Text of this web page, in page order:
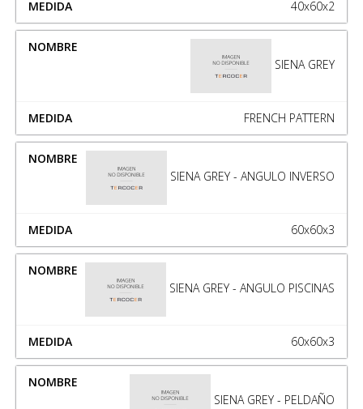
40x60x2
SIENA GREY
FRENCH PATTERN
SIENA GREY - ANGULO INVERSO
60x60x3
SIENA GREY - ANGULO PISCINAS
60x60x3
SIENA GREY - PELDAÑO